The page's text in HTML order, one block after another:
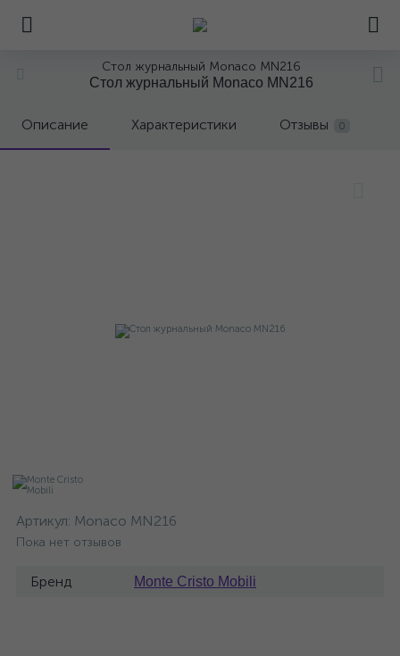
Стол журнальный Monaco MN216
Стол журнальный Monaco MN216
Описание Характеристики Отзывы 0
Артикул: Monaco MN216
Пока нет отзывов
Бренд Monte Cristo Mobili